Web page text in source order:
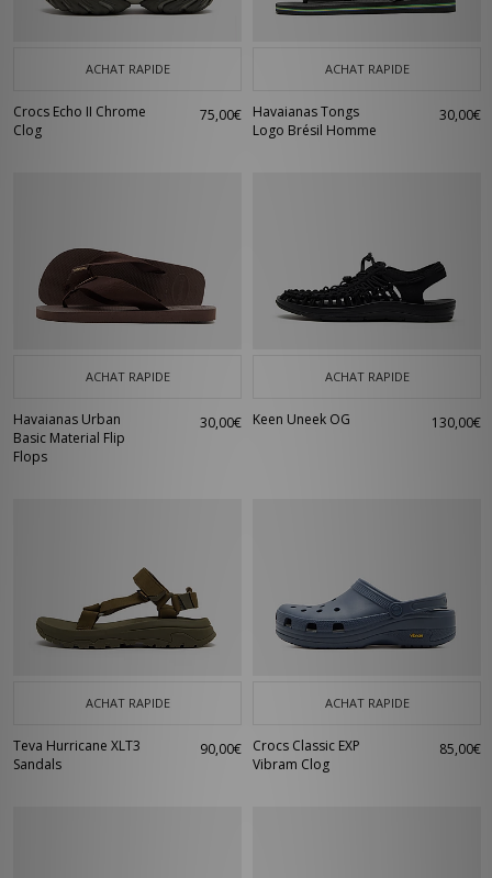
ACHAT RAPIDE
Crocs Echo II Chrome
Clog
75,00€
ACHAT RAPIDE
Havaianas Tongs
Logo Brésil Homme
30,00€
ACHAT RAPIDE
Havaianas Urban
Basic Material Flip
Flops
30,00€
ACHAT RAPIDE
Keen Uneek OG 130,00€
ACHAT RAPIDE
Teva Hurricane XLT3
Sandals
90,00€
ACHAT RAPIDE
Crocs Classic EXP
Vibram Clog
85,00€